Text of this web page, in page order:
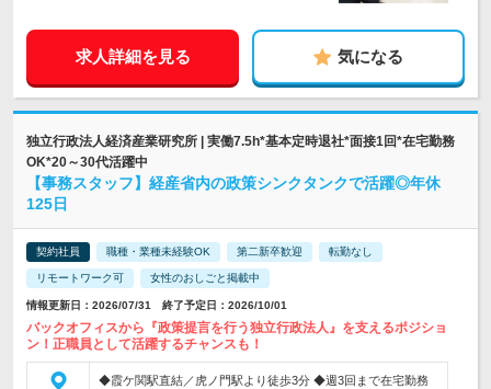
求人詳細を見る 気になる
独立行政法人経済産業研究所 | 実働7.5h*基本定時退社*面接1回*在宅勤務
OK*20～30代活躍中
【事務スタッフ】経産省内の政策シンクタンクで活躍◎年休
125日
契約社員 職種・業種未経験OK 第二新卒歓迎 転勤なし
リモートワーク可 女性のおしごと掲載中
情報更新日：2026/07/31 終了予定日：2026/10/01
バックオフィスから『政策提言を行う独立行政法人』を支えるポジショ
ン！正職員として活躍するチャンスも！
◆霞ケ関駅直結／虎ノ門駅より徒歩3分 ◆週3回まで在宅勤務